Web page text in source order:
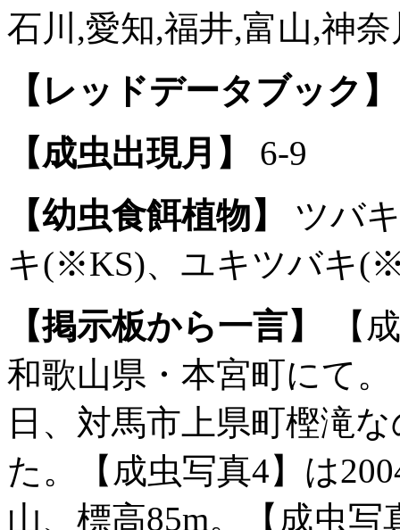
石川,愛知,福井,富山,神
【レッドデータブック】
【成虫出現月】
6-9
【幼虫食餌植物】
ツバ
キ(※KS)、ユキツバキ
【掲示板から一言】
【
和歌山県・本宮町にて
日、対馬市上県町樫滝
た。【成虫写真4】は
山、標高85m。【成虫写